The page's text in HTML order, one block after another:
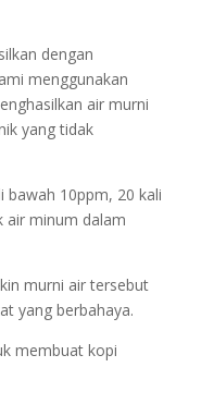
dengan
menggunakan
air murni
yang tidak
bawah 10ppm, 20 kali
air minum dalam
murni air tersebut
yang berbahaya.
membuat kopi